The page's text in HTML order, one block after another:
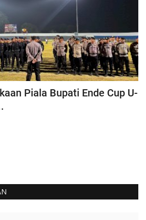
Piala Bupati Ende Cup U-